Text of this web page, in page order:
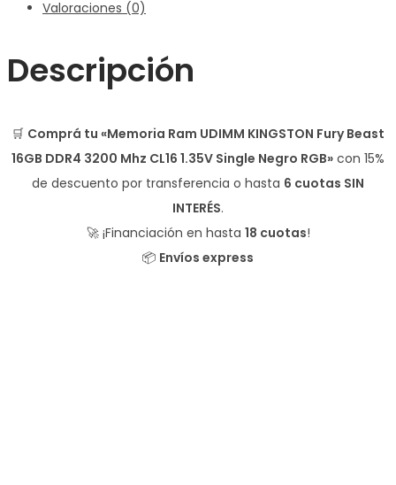
Valoraciones (0)
Descripción
🛒 Comprá tu «Memoria Ram UDIMM KINGSTON Fury Beast
16GB DDR4 3200 Mhz CL16 1.35V Single Negro RGB» con 15%
de descuento por transferencia o hasta 6 cuotas SIN
INTERÉS.
🚀 ¡Financiación en hasta 18 cuotas!
📦 Envíos express